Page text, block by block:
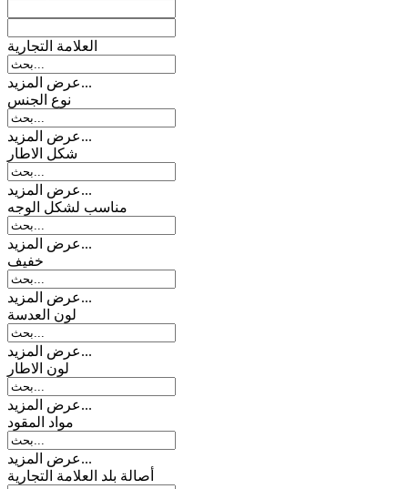
العلامة التجارية
عرض المزيد...
نوع الجنس
عرض المزيد...
شکل الاطار
عرض المزيد...
مناسب لشكل الوجه
عرض المزيد...
خفیف
عرض المزيد...
لون العدسة
عرض المزيد...
لون الاطار
عرض المزيد...
مواد المقود
عرض المزيد...
أصالة بلد العلامة التجارية